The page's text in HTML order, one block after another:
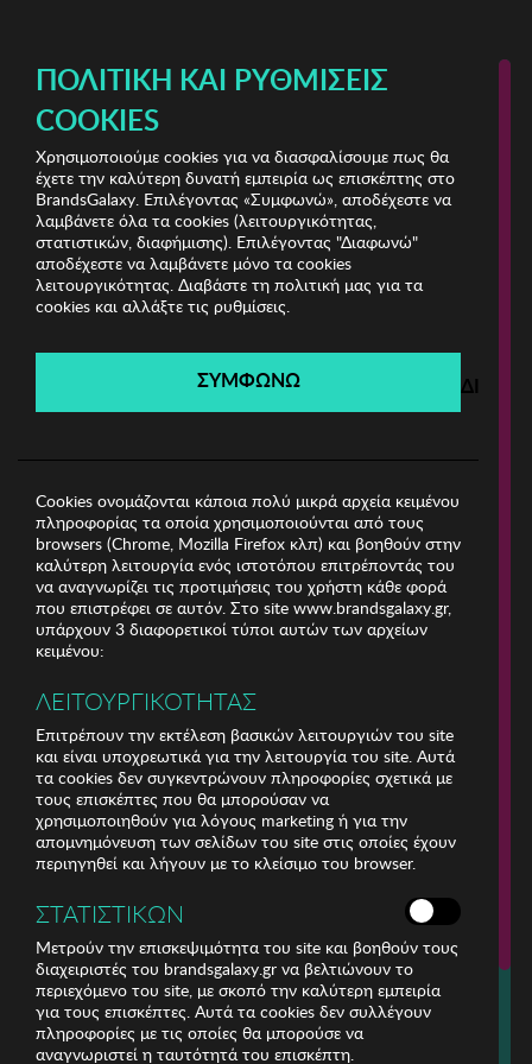
Fashion Bazaar Vol.1 ΓΥΝΑΙΚΑ
Fashion Bazaar Vol.1
Λήγει σε: 00ημέρες | 00ώρες 00λεπτά 00δευτ.
Filters
Για τηλεφωνικές παραγγελίες καλέστε
211 18 94 400
(Δευτέρα έως Παρασκευή 9:30 - 14:30 & 24ώρες Φωνητική Πύλη)
ΠΟΛΙΤΙΚΉ ΚΑΙ ΡΥΘΜΊΣΕΙΣ
COOKIES
Χρησιμοποιούμε cookies για να διασφαλίσουμε πως θα
έχετε την καλύτερη δυνατή εμπειρία ως επισκέπτης στο
BrandsGalaxy. Επιλέγοντας «Συμφωνώ», αποδέχεστε να
λαμβάνετε όλα τα cookies (λειτουργικότητας,
στατιστικών, διαφήμισης). Επιλέγοντας "Διαφωνώ"
αποδέχεστε να λαμβάνετε μόνο τα cookies
λειτουργικότητας. Διαβάστε τη πολιτική μας για τα
cookies και αλλάξτε τις ρυθμίσεις.
ΣΥΜΦΩΝΩ
Cookies ονομάζονται κάποια πολύ μικρά αρχεία κειμένου
πληροφορίας τα οποία χρησιμοποιούνται από τους
browsers (Chrome, Mozilla Firefox κλπ) και βοηθούν στην
καλύτερη λειτουργία ενός ιστοτόπου επιτρέποντάς του
να αναγνωρίζει τις προτιμήσεις του χρήστη κάθε φορά
που επιστρέφει σε αυτόν. Στο site www.brandsgalaxy.gr,
υπάρχουν 3 διαφορετικοί τύποι αυτών των αρχείων
κειμένου:
ΛΕΙΤΟΥΡΓΙΚΟΤΗΤΑΣ
Επιτρέπουν την εκτέλεση βασικών λειτουργιών του site
και είναι υποχρεωτικά για την λειτουργία του site. Αυτά
τα cookies δεν συγκεντρώνουν πληροφορίες σχετικά με
τους επισκέπτες που θα μπορούσαν να
χρησιμοποιηθούν για λόγους marketing ή για την
απομνημόνευση των σελίδων του site στις οποίες έχουν
περιηγηθεί και λήγουν με το κλείσιμο του browser.
ΣΤΑΤΙΣΤΙΚΩΝ
Μετρούν την επισκεψιμότητα του site και βοηθούν τους
διαχειριστές του brandsgalaxy.gr να βελτιώνουν το
περιεχόμενο του site, με σκοπό την καλύτερη εμπειρία
για τους επισκέπτες. Αυτά τα cookies δεν συλλέγουν
πληροφορίες με τις οποίες θα μπορούσε να
αναγνωριστεί η ταυτότητά του επισκέπτη.